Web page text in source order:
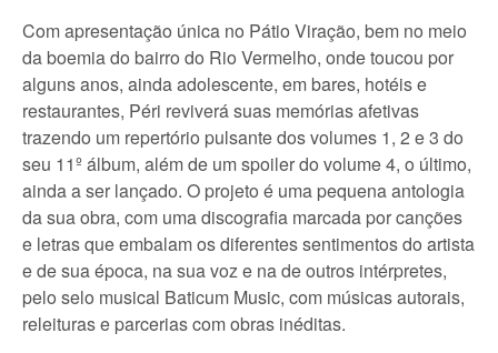
Com apresentação única no Pátio Viração, bem no meio
da boemia do bairro do Rio Vermelho, onde toucou por
alguns anos, ainda adolescente, em bares, hotéis e
restaurantes, Péri reviverá suas memórias afetivas
trazendo um repertório pulsante dos volumes 1, 2 e 3 do
seu 11º álbum, além de um spoiler do volume 4, o último,
ainda a ser lançado. O projeto é uma pequena antologia
da sua obra, com uma discografia marcada por canções
e letras que embalam os diferentes sentimentos do artista
e de sua época, na sua voz e na de outros intérpretes,
pelo selo musical Baticum Music, com músicas autorais,
releituras e parcerias com obras inéditas.